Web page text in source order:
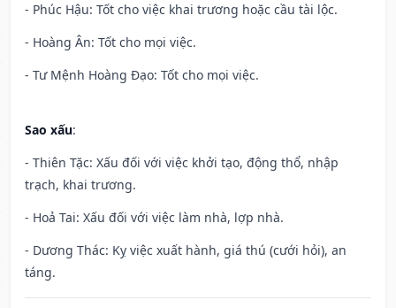
- Phúc Hậu: Tốt cho việc khai trương hoặc cầu tài lộc.
- Hoàng Ân: Tốt cho mọi việc.
- Tư Mệnh Hoàng Đạo: Tốt cho mọi việc.
Sao xấu:
- Thiên Tặc: Xấu đối với việc khởi tạo, động thổ, nhập
trạch, khai trương.
- Hoả Tai: Xấu đối với việc làm nhà, lợp nhà.
- Dương Thác: Kỵ việc xuất hành, giá thú (cưới hỏi), an
táng.